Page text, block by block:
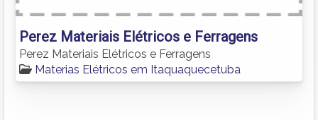
Perez Materiais Elétricos e Ferragens
Perez Materiais Elétricos e Ferragens
Materias Elétricos em Itaquaquecetuba